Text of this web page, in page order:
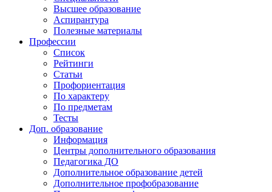
Высшее образование
Аспирантура
Полезные материалы
Профессии
Список
Рейтинги
Статьи
Профориентация
По характеру
По предметам
Тесты
Доп. образование
Информация
Центры дополнительного образования
Педагогика ДО
Дополнительное образование детей
Дополнительное профобразование